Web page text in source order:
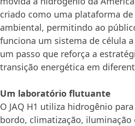
criado como uma plataforma
ambiental, permitindo ao
funciona um sistema de célula
um passo que reforça a
transição energética em
Um laboratório flutuante
O JAQ H1 utiliza hidrogênio
bordo, climatização,